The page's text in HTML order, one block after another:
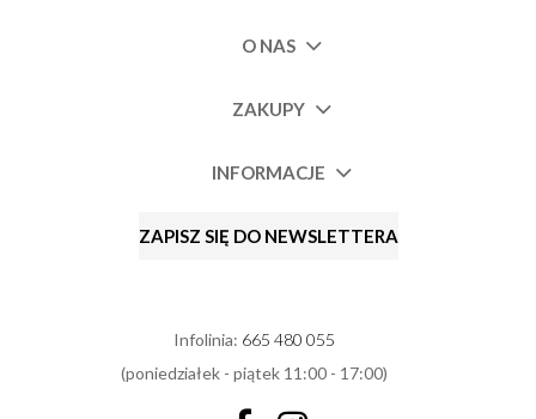
O NAS
ZAKUPY
INFORMACJE
ZAPISZ SIĘ DO NEWSLETTERA
Infolinia: 665 480 055
(poniedziałek - piątek 11:00 - 17:00)